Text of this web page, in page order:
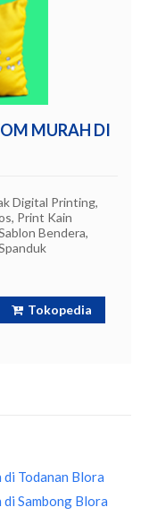
MURAH DI
Digital Printing,
Print Kain
Bendera,
Tokopedia
Todanan Blora
Sambong Blora